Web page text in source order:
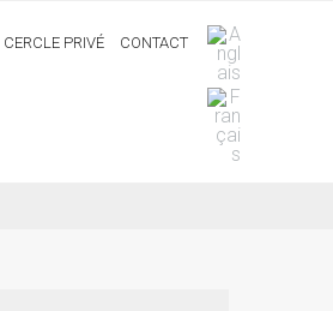
CERCLE PRIVÉ CONTACT